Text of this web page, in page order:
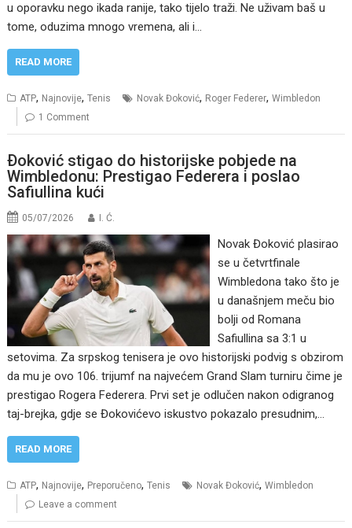
u oporavku nego ikada ranije, tako tijelo traži. Ne uživam baš u
tome, oduzima mnogo vremena, ali i…
READ MORE
ATP, Najnovije,Tenis Novak Đoković, Roger Federer,Wimbledon
1 Comment
Ðoković stigao do historijske pobjede na
Wimbledonu: Prestigao Federera i poslao
Safiullina kući
05/07/2026 I. Ć.
Novak Đoković plasirao
se u četvrtfinale
Wimbledona tako što je
u današnjem meču bio
bolji od Romana
Safiullina sa 3:1 u
setovima. Za srpskog tenisera je ovo historijski podvig s obzirom
da mu je ovo 106. trijumf na najvećem Grand Slam turniru čime je
prestigao Rogera Federera. Prvi set je odlučen nakon odigranog
taj-brejka, gdje se Đokovićevo iskustvo pokazalo presudnim,…
READ MORE
ATP, Najnovije, Preporučeno,Tenis Novak Đoković,Wimbledon
Leave a comment